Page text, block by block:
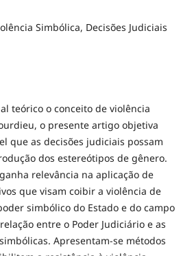
Simbólica, Decisões Judiciais
teórico o conceito de violência
o presente artigo objetiva
que as decisões judiciais possam
dos estereótipos de gênero.
relevância na aplicação de
que visam coibir a violência de
simbólico do Estado e do campo
entre o Poder Judiciário e as
Apresentam-se métodos